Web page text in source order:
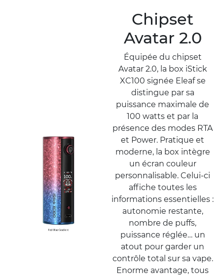
Chipset
Avatar 2.0
Équipée du chipset
Avatar 2.0, la box iStick
XC100 signée Eleaf se
distingue par sa
puissance maximale de
100 watts et par la
présence des modes RTA
et Power. Pratique et
moderne, la box intègre
un écran couleur
personnalisable. Celui-ci
affiche toutes les
informations essentielles :
autonomie restante,
nombre de puffs,
puissance réglée… un
atout pour garder un
contrôle total sur sa vape.
Enorme avantage, tous